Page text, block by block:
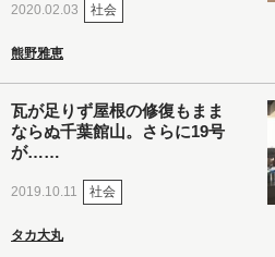
2020.02.03 社会
熊野雅恵
瓦が足りず屋根の修復もまま
ならぬ千葉館山。さらに19号
が……
2019.10.11 社会
タカ大丸